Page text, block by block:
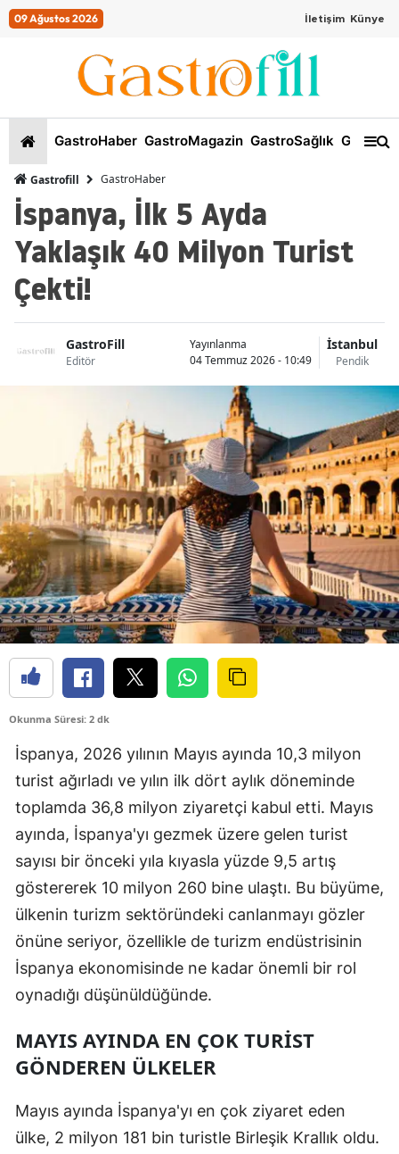
09 Ağustos 2026 İletişim Künye
GastroHaber GastroMagazin GastroSağlık
Gastrofill GastroHaber
İspanya, İlk 5 Ayda
Yaklaşık 40 Milyon Turist
Çekti!
GastroFill
Editör
Yayınlanma
04 Temmuz 2026 - 10:49
İstanbul
Pendik
Okunma Süresi: 2 dk
İspanya, 2026 yılının Mayıs ayında 10,3 milyon
turist ağırladı ve yılın ilk dört aylık döneminde
toplamda 36,8 milyon ziyaretçi kabul etti. Mayıs
ayında, İspanya'yı gezmek üzere gelen turist
sayısı bir önceki yıla kıyasla yüzde 9,5 artış
göstererek 10 milyon 260 bine ulaştı. Bu büyüme,
ülkenin turizm sektöründeki canlanmayı gözler
önüne seriyor, özellikle de turizm endüstrisinin
İspanya ekonomisinde ne kadar önemli bir rol
oynadığı düşünüldüğünde.
MAYIS AYINDA EN ÇOK TURIST
GÖNDEREN ÜLKELER
Mayıs ayında İspanya'yı en çok ziyaret eden
ülke, 2 milyon 181 bin turistle Birleşik Krallık oldu.